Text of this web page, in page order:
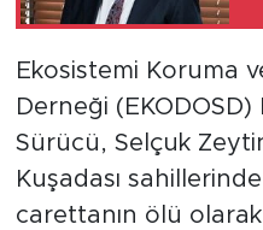
Ekosistemi Koruma
Derneği (EKODOSD)
Sürücü, Selçuk
Kuşadası
carettanın ölü